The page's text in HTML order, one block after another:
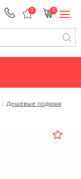
0 0
Дешевые подарки